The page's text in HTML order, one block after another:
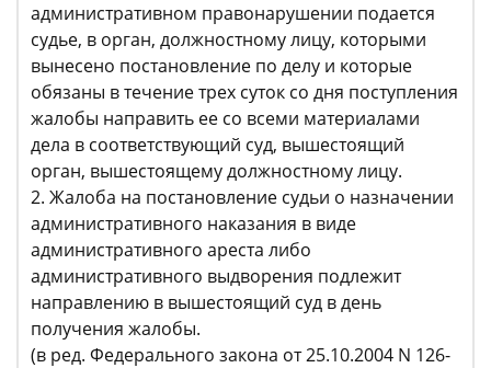
административном правонарушении подается
судье, в орган, должностному лицу, которыми
вынесено постановление по делу и которые
обязаны в течение трех суток со дня поступления
жалобы направить ее со всеми материалами
дела в соответствующий суд, вышестоящий
орган, вышестоящему должностному лицу.
2. Жалоба на постановление судьи о назначении
административного наказания в виде
административного ареста либо
административного выдворения подлежит
направлению в вышестоящий суд в день
получения жалобы.
(в ред. Федерального закона от 25.10.2004 N 126-